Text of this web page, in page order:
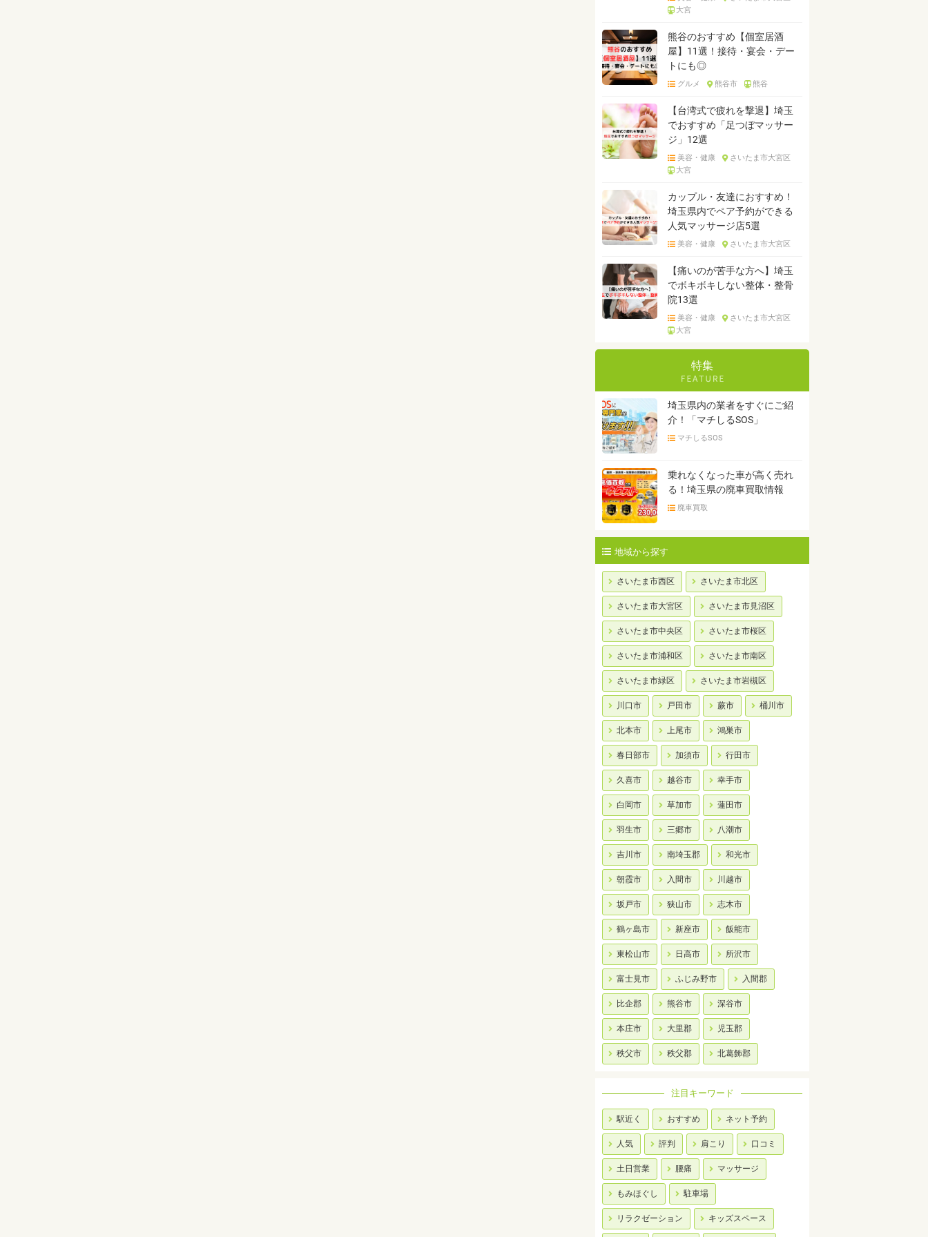
大宮
熊谷のおすすめ【個室居酒
屋】11選！接待・宴会・デー
トにも◎
グルメ 熊谷市 熊谷
【台湾式で疲れを撃退】埼玉
でおすすめ「足つぼマッサー
ジ」12選
美容・健康
さいたま市大宮区
大宮
カップル・友達におすすめ！
埼玉県内でペア予約ができる
人気マッサージ店5選
美容・健康 さいたま市大宮区
【痛いのが苦手な方へ】埼玉
でボキボキしない整体・整骨
院13選
美容・健康
さいたま市大宮区
大宮
特集
埼玉県内の業者をすぐにご紹
介！「マチしるSOS」
マチしるSOS
乗れなくなった車が高く売れ
る！埼玉県の廃車買取情報
廃車買取
地域から探す
さいたま市西区 さいたま市北区
さいたま市大宮区 さいたま市見沼区
さいたま市中央区 さいたま市桜区
さいたま市浦和区 さいたま市南区
さいたま市緑区 さいたま市岩槻区
川口市 戸田市 蕨市 桶川市
北本市 上尾市 鴻巣市
春日部市 加須市 行田市
久喜市 越谷市 幸手市
白岡市 草加市 蓮田市
羽生市 三郷市 八潮市
吉川市 南埼玉郡 和光市
朝霞市 入間市 川越市
坂戸市 狭山市 志木市
鶴ヶ島市 新座市 飯能市
東松山市 日高市 所沢市
富士見市 ふじみ野市 入間郡
比企郡 熊谷市 深谷市
本庄市 大里郡 児玉郡
秩父市 秩父郡 北葛飾郡
注目キーワード
駅近く おすすめ ネット予約
人気 評判 肩こり 口コミ
土日営業 腰痛 マッサージ
もみほぐし 駐車場
リラクゼーション キッズスペース